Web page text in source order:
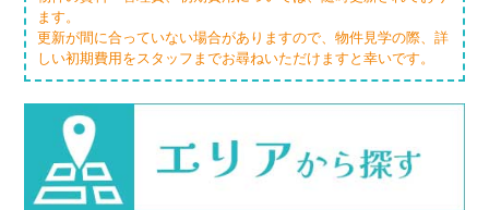
ます。
更新が間に合っていない場合がありますので、物件見学の際、詳
しい初期費用をスタッフまでお尋ねいただけますと幸いです。